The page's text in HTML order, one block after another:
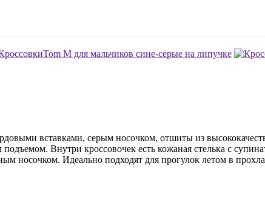
вставками, серым носочком, отшиты из
Внутри кроссовочек есть кожаная стелька с
носочком. Идеально подходят для прогулок летом в